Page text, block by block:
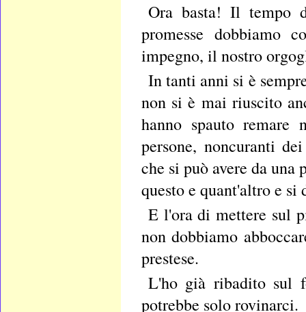
Ora basta! Il tempo
promesse dobbiamo
impegno, il nostro
In tanti anni si è
non si è mai riuscito
hanno spauto remare
persone, noncuranti
che si può avere da
questo e quant'altro e si
E l'ora di mettere sul
non dobbiamo
prestese.
L'ho già ribadito sul
potrebbe solo rovinarci.